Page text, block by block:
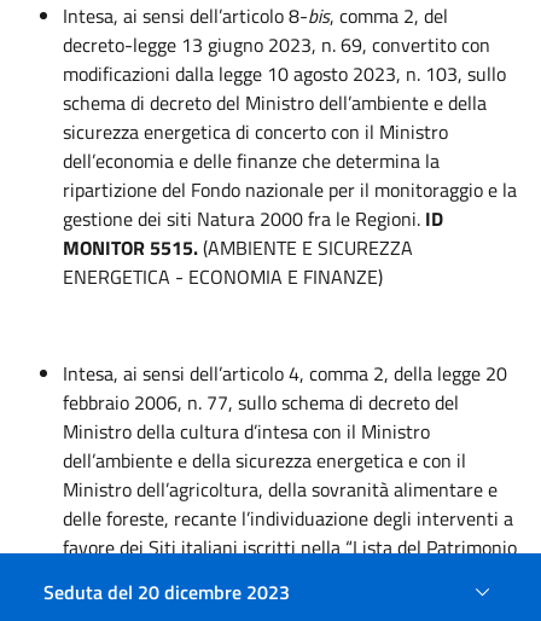
Intesa, ai sensi dell’articolo 8-bis, comma 2, del
decreto-legge 13 giugno 2023, n. 69, convertito con
modificazioni dalla legge 10 agosto 2023, n. 103, sullo
schema di decreto del Ministro dell’ambiente e della
sicurezza energetica di concerto con il Ministro
dell’economia e delle finanze che determina la
ripartizione del Fondo nazionale per il monitoraggio e la
gestione dei siti Natura 2000 fra le Regioni. ID
MONITOR 5515.(AMBIENTE E SICUREZZA
ENERGETICA - ECONOMIA E FINANZE)
Intesa, ai sensi dell’articolo 4, comma 2, della legge 20
febbraio 2006, n. 77, sullo schema di decreto del
Ministro della cultura d’intesa con il Ministro
dell’ambiente e della sicurezza energetica e con il
Ministro dell’agricoltura, della sovranità alimentare e
delle foreste, recante l’individuazione degli interventi a
favore dei Siti italiani iscritti nella “Lista del Patrimonio
SICUREZZA ENERGETICA - AGRICOLTURA, SOVRANITA’
Seduta del 20 dicembre 2023